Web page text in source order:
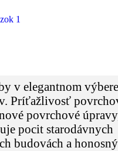
v elegantnom výbere
Príťažlivosť
povrchové
pocit starodávnych
budovách a